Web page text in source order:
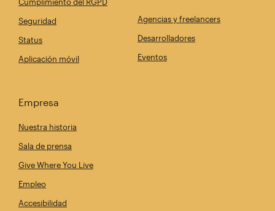
Cumplimiento del RGPD
Seguridad
Status
Aplicación móvil
Agencias y freelancers
Desarrolladores
Eventos
Empresa
Nuestra historia
Sala de prensa
Give Where You Live
Empleo
Accesibilidad